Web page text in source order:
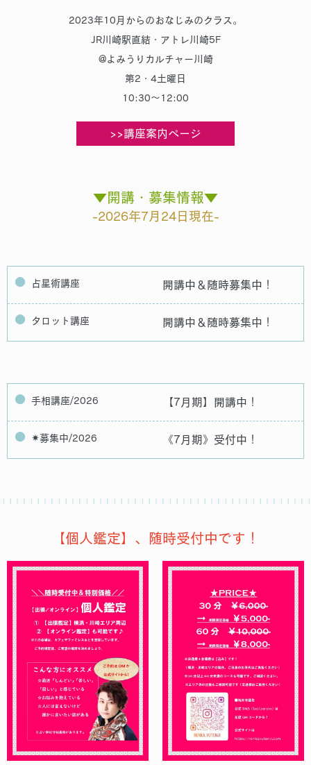
2023年10月からのおなじみのクラス。
JR川崎駅直結・アトレ川崎5F
@よみうりカルチャー川崎
第2・4土曜日
10:30～12:00
>>講座案内ページ
▼開講・募集情報▼
-2026年7月24日現在-
占星術講座 開講中＆随時募集中！
タロット講座 開講中＆随時募集中！
手相講座/2026 【7月期】開講中！
✴︎募集中/2026 《7月期》受付中！
【個人鑑定】、随時受付中です！